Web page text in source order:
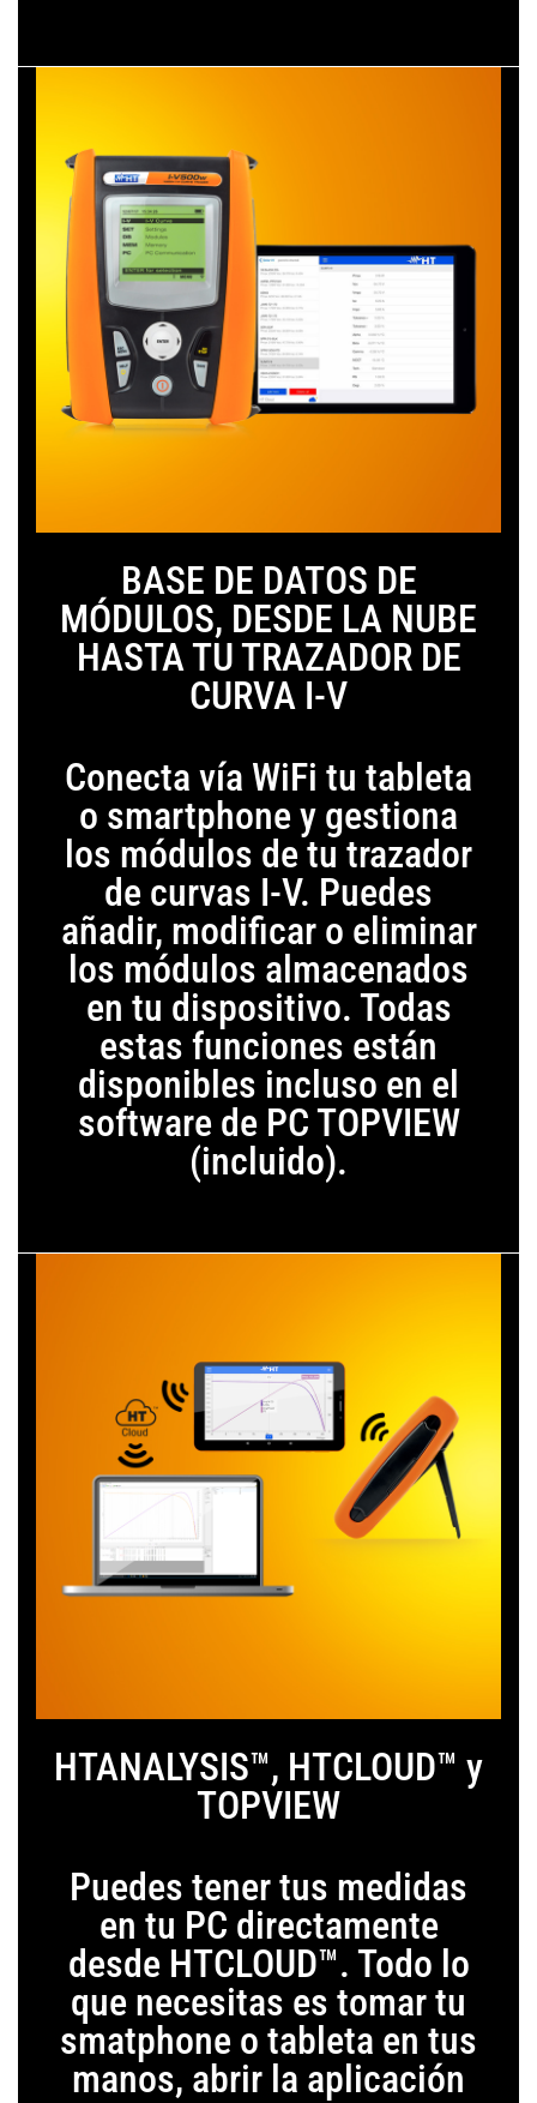
BASE DE DATOS DE
MÓDULOS, DESDE LA NUBE
HASTA TU TRAZADOR DE
CURVA I-V
Conecta vía WiFi tu tableta
o smartphone y gestiona
los módulos de tu trazador
de curvas I-V. Puedes
añadir, modificar o eliminar
los módulos almacenados
en tu dispositivo. Todas
estas funciones están
disponibles incluso en el
software de PC TOPVIEW
(incluido).
HTANALYSIS™, HTCLOUD™ y
TOPVIEW
Puedes tener tus medidas
en tu PC directamente
desde HTCLOUD™. Todo lo
que necesitas es tomar tu
smatphone o tableta en tus
manos, abrir la aplicación